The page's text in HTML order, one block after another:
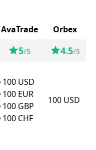
AvaTrade
Orbex
5/5 4.5/5
100 USD
100 EUR
100 GBP
100 CHF
100 USD